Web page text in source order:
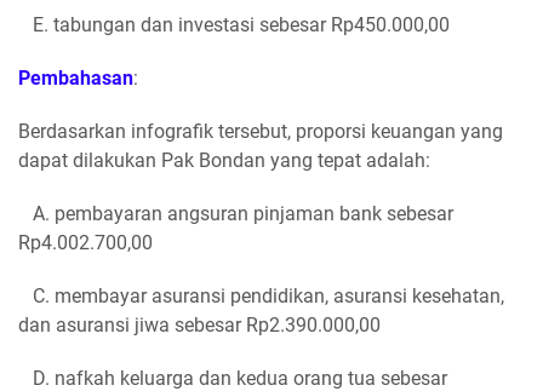
E. tabungan dan investasi sebesar Rp450.000,00
Pembahasan:
Berdasarkan infografik tersebut, proporsi keuangan yang
dapat dilakukan Pak Bondan yang tepat adalah:
A. pembayaran angsuran pinjaman bank sebesar
Rp4.002.700,00
C. membayar asuransi pendidikan, asuransi kesehatan,
dan asuransi jiwa sebesar Rp2.390.000,00
D. nafkah keluarga dan kedua orang tua sebesar